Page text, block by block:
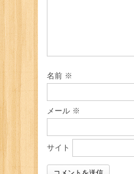
名前 ※
メール ※
サイト